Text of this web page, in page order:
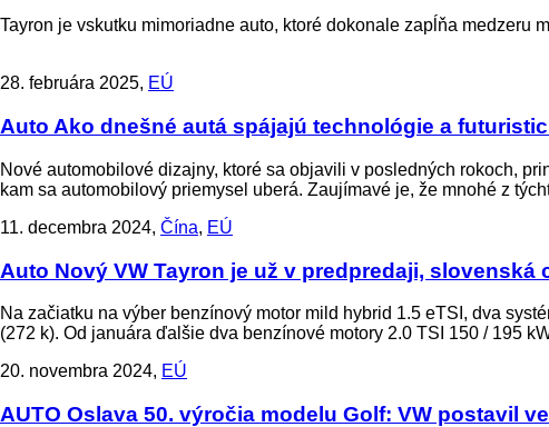
Tayron je vskutku mimoriadne auto, ktoré dokonale zapĺňa medzeru
28. februára 2025, EÚ
Auto Ako dnešné autá spájajú technológie a
Nové automobilové dizajny, ktoré sa objavili v posledných rokoch,
kam sa automobilový priemysel uberá. Zaujímavé je, že mnohé z
11. decembra 2024, Čína, EÚ
Auto Nový VW Tayron je už v predpredaji, slovenská
Na začiatku na výber benzínový motor mild hybrid 1.5 eTSI, dva
(272 k). Od januára ďalšie dva benzínové motory 2.0 TSI 150 / 195
20. novembra 2024, EÚ
AUTO Oslava 50. výročia modelu Golf: VW postavil